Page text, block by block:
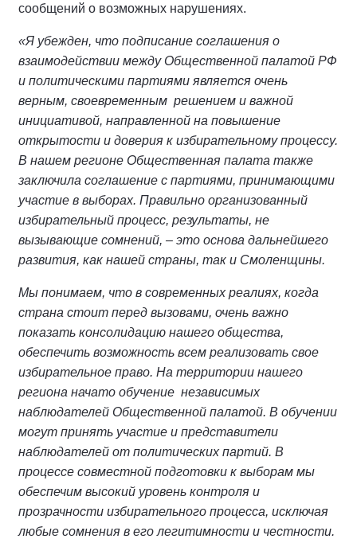
сообщений о возможных нарушениях.
«Я убежден, что подписание соглашения о
взаимодействии между Общественной палатой РФ
и политическими партиями является очень
верным, своевременным решением и важной
инициативой, направленной на повышение
открытости и доверия к избирательному процессу.
В нашем регионе Общественная палата также
заключила соглашение с партиями, принимающими
участие в выборах. Правильно организованный
избирательный процесс, результаты, не
вызывающие сомнений, – это основа дальнейшего
развития, как нашей страны, так и Смоленщины.
Мы понимаем, что в современных реалиях, когда
страна стоит перед вызовами, очень важно
показать консолидацию нашего общества,
обеспечить возможность всем реализовать свое
избирательное право. На территории нашего
региона начато обучение независимых
наблюдателей Общественной палатой. В обучении
могут принять участие и представители
наблюдателей от политических партий. В
процессе совместной подготовки к выборам мы
обеспечим высокий уровень контроля и
прозрачности избирательного процесса, исключая
любые сомнения в его легитимности и честности.